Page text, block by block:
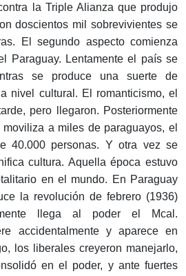
la Triple Alianza que produjo
doscientos mil sobrevivientes se
El segundo aspecto comienza
Paraguay. Lentamente el país se
se produce una suerte de
nivel cultural. El romanticismo, el
pero llegaron. Posteriormente
a miles de paraguayos, el
40.000 personas. Y otra vez se
cultura. Aquella época estuvo
en el mundo. En Paraguay
la revolución de febrero (1936)
llega al poder el Mcal.
accidentalmente y aparece en
los liberales creyeron manejarlo,
en el poder, y ante fuertes